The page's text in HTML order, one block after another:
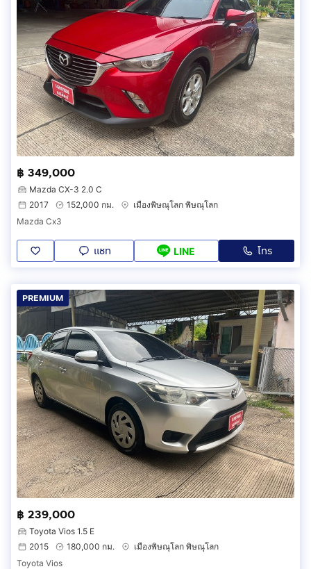
฿ 349,000
Mazda CX-3 2.0 C
2017
152,000 กม.
เมืองพิษณุโลก พิษณุโลก
Mazda Cx3
แชท LINE โทร
PREMIUM
฿ 239,000
Toyota Vios 1.5 E
2015
180,000 กม.
เมืองพิษณุโลก พิษณุโลก
Toyota Vios